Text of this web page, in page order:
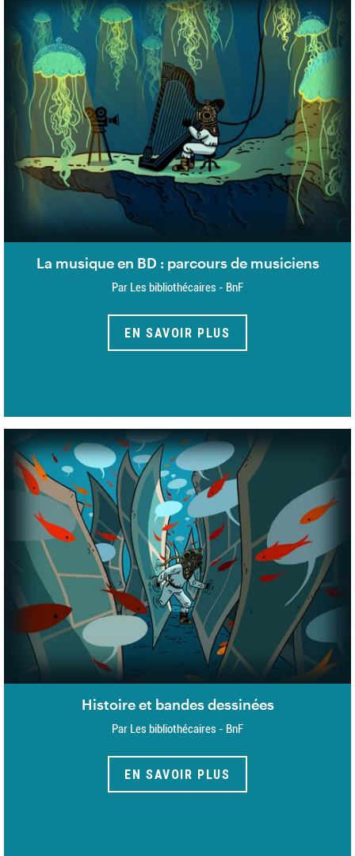
La musique en BD : parcours de musiciens
Par Les bibliothécaires - BnF
EN SAVOIR PLUS
Histoire et bandes dessinées
Par Les bibliothécaires - BnF
EN SAVOIR PLUS